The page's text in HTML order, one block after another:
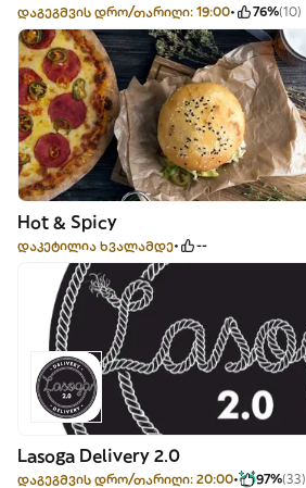
დაგეგმვის დრო/თარიღი: 19:00 76%(10)
Hot & Spicy
დაკეტილია ხვალამდე --
Lasoga Delivery 2.0
დაგეგმვის დრო/თარიღი: 20:00 97%(33)